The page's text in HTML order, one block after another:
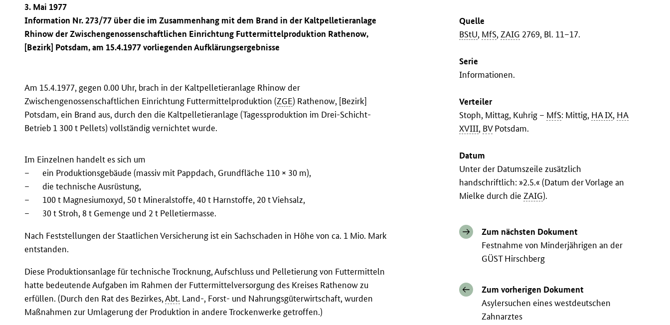
Quelle
BStU, MfS,ZAIG 2769, Bl. 11–17.
Serie
Informationen.
Verteiler
Stoph, Mittag, Kuhrig – MfS: Mittig, HA IX, HA
XVIII, BVPotsdam.
Datum
Unter der Datumszeile zusätzlich
handschriftlich: »2.5.« (Datum der Vorlage an
Mielke durch dieZAIG).
Zum nächsten Dokument
Festnahme von Minderjährigen an der
GÜST Hirschberg
Zum vorherigen Dokument
Asylersuchen eines westdeutschen
Zahnarztes
3. Mai 1977
Information Nr. 273/77 über die im Zusammenhang mit dem Brand in der Kaltpelletieranlage
Rhinow der Zwischengenossenschaftlichen Einrichtung Futtermittelproduktion Rathenow,
[Bezirk] Potsdam, am 15.4.1977 vorliegenden Aufklärungsergebnisse
Am 15.4.1977, gegen 0.00 Uhr, brach in der Kaltpelletieranlage Rhinow der
Zwischengenossenschaftlichen Einrichtung Futtermittelproduktion (ZGE) Rathenow, [Bezirk]
Potsdam, ein Brand aus, durch den die Kaltpelletieranlage (Tagessproduktion im Drei-Schicht-
Betrieb 1 300 t Pellets) vollständig vernichtet wurde.
Im Einzelnen handelt es sich um
–
ein Produktionsgebäude (massiv mit Pappdach, Grundfläche 110 × 30 m),
–
die technische Ausrüstung,
–
100 t Magnesiumoxyd, 50 t Mineralstoffe, 40 t Harnstoffe, 20 t Viehsalz,
–
30 t Stroh, 8 t Gemenge und 2 t Pelletiermasse.
Nach Feststellungen der Staatlichen Versicherung ist ein Sachschaden in Höhe von ca. 1 Mio. Mark
entstanden.
Diese Produktionsanlage für technische Trocknung, Aufschluss und Pelletierung von Futtermitteln
hatte bedeutende Aufgaben im Rahmen der Futtermittelversorgung des Kreises Rathenow zu
erfüllen. (Durch den Rat des Bezirkes,Abt. Land-, Forst- und Nahrungsgüterwirtschaft, wurden
Maßnahmen zur Umlagerung der Produktion in andere Trockenwerke getroffen.)